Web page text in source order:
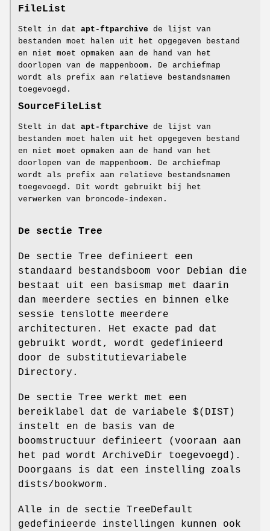
FileList
Stelt in dat apt-ftparchive de lijst van
bestanden moet halen uit het opgegeven bestand
en niet moet opmaken aan de hand van het
doorlopen van de mappenboom. De archiefmap
wordt als prefix aan relatieve bestandsnamen
toegevoegd.
SourceFileList
Stelt in dat apt-ftparchive de lijst van
bestanden moet halen uit het opgegeven bestand
en niet moet opmaken aan de hand van het
doorlopen van de mappenboom. De archiefmap
wordt als prefix aan relatieve bestandsnamen
toegevoegd. Dit wordt gebruikt bij het
verwerken van broncode-indexen.
De sectie Tree
De sectie Tree definieert een
standaard bestandsboom voor Debian die
bestaat uit een basismap met daarin
dan meerdere secties en binnen elke
sessie tenslotte meerdere
architecturen. Het exacte pad dat
gebruikt wordt, wordt gedefinieerd
door de substitutievariabele
Directory.
De sectie Tree werkt met een
bereiklabel dat de variabele $(DIST)
instelt en de basis van de
boomstructuur definieert (vooraan aan
het pad wordt ArchiveDir toegevoegd).
Doorgaans is dat een instelling zoals
dists/bookworm.
Alle in de sectie TreeDefault
gedefinieerde instellingen kunnen ook